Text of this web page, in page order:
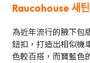
Raucohouse 새
為近年流行的腋下包
鈕扣，打造出相似機
色較百搭，而寶藍色